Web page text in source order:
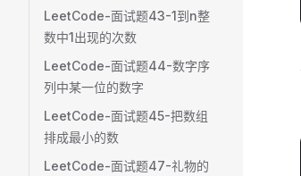
LeetCode-面试题43-1到n整
数中1出现的次数
LeetCode-面试题44-数字序
列中某一位的数字
LeetCode-面试题45-把数组
排成最小的数
LeetCode-面试题47-礼物的